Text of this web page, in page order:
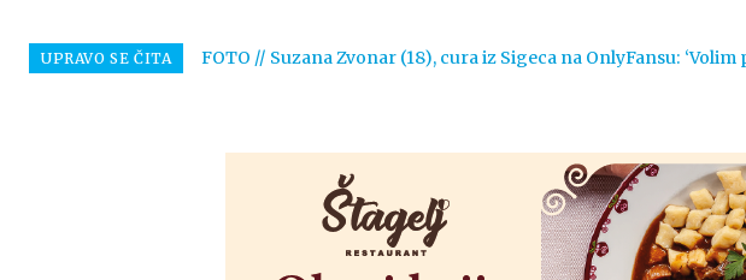
UPRAVO SE ČITA FOTO // Suzana Zvonar (18), cura iz Sigeca na OnlyFansu: